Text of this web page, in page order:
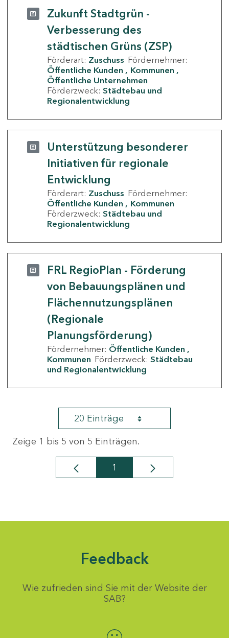
Zukunft Stadtgrün -
Verbesserung des
städtischen Grüns (ZSP)
Förderart: Zuschuss Fördernehmer:
Öffentliche Kunden
Kommunen
Öffentliche Unternehmen
Förderzweck: Städtebau und
Regionalentwicklung
Unterstützung besonderer
Initiativen für regionale
Entwicklung
Förderart: Zuschuss Fördernehmer:
Öffentliche Kunden
Kommunen
Förderzweck: Städtebau und
Regionalentwicklung
FRL RegioPlan - Förderung
von Bebauungsplänen und
Flächennutzungsplänen
(Regionale
Planungsförderung)
Fördernehmer: Öffentliche Kunden
Kommunen Förderzweck: Städtebau
und Regionalentwicklung
20 Einträge
Zeige 1 bis 5 von 5 Einträgen.
Seite
1
Feedback
Wie zufrieden sind Sie mit der Website der
SAB?
Bewertung auswählen